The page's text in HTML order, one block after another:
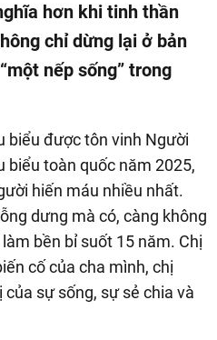
hơn khi tinh thần
chỉ dừng lại ở bản
nếp sống” trong
biểu được tôn vinh Người
biểu toàn quốc năm 2025,
hiến máu nhiều nhất.
dưng mà có, càng không
bền bỉ suốt 15 năm. Chị
cố của cha mình, chị
sự sống, sự sẻ chia và